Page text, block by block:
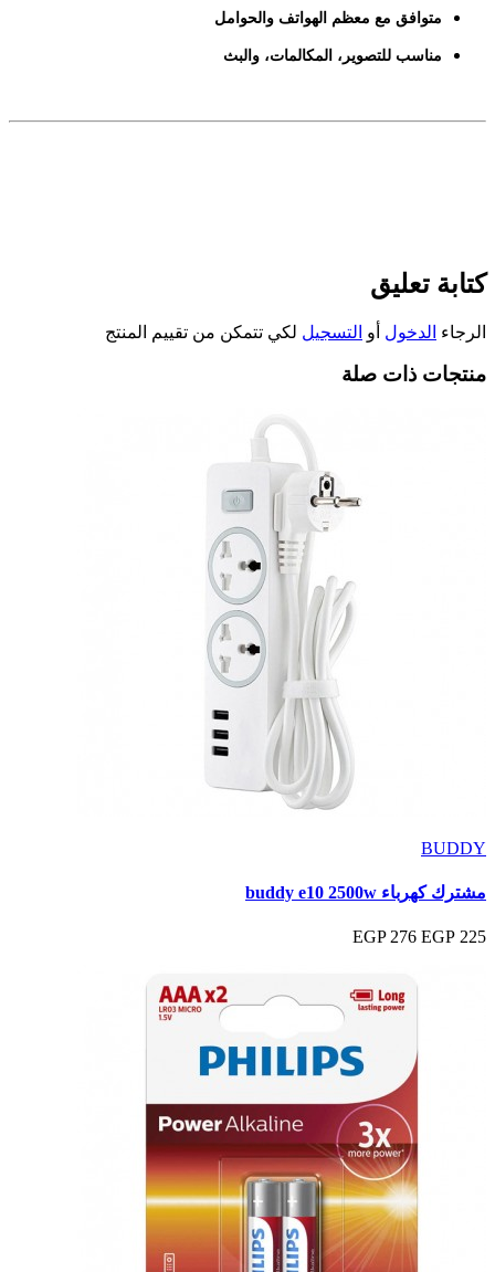
متوافق مع معظم الهواتف والحوامل
مناسب للتصوير، المكالمات، والبث
كتابة تعليق
الرجاء الدخول أو التسجيل لكي تتمكن من تقييم المنتج
منتجات ذات صلة
BUDDY
مشترك كهرباء buddy e10 2500w
225 EGP
276 EGP